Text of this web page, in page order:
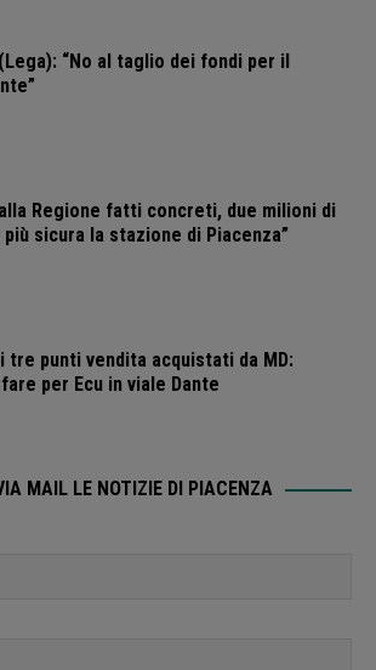
“No al taglio dei fondi per il
Regione fatti concreti, due milioni di
sicura la stazione di Piacenza”
tre punti vendita acquistati da MD:
per Ecu in viale Dante
MAIL LE NOTIZIE DI PIACENZA